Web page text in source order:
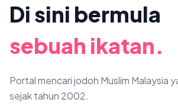
Di sini bermula
sebuah ikatan.
Portal mencari jodoh Muslim Malaysia
sejak tahun 2002.